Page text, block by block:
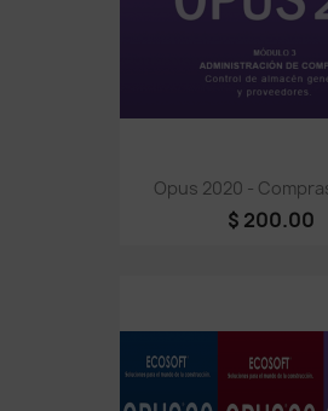
Opus 2020 -
$ 200.00